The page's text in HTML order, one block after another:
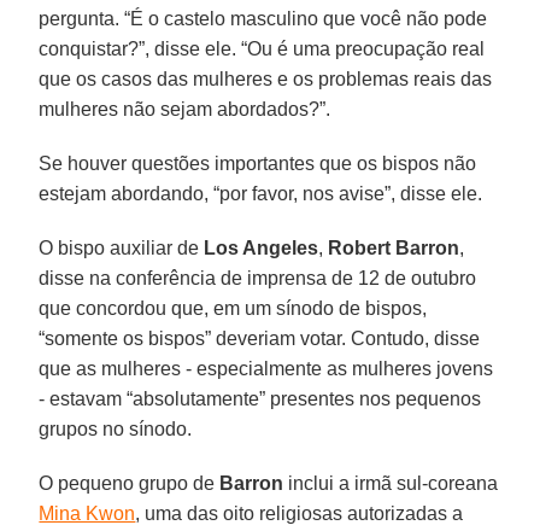
pergunta. “É o castelo masculino que você não pode
conquistar?”, disse ele. “Ou é uma preocupação real
que os casos das mulheres e os problemas reais das
mulheres não sejam abordados?”.
Se houver questões importantes que os bispos não
estejam abordando, “por favor, nos avise”, disse ele.
O bispo auxiliar de Los Angeles, Robert Barron,
disse na conferência de imprensa de 12 de outubro
que concordou que, em um sínodo de bispos,
“somente os bispos” deveriam votar. Contudo, disse
que as mulheres - especialmente as mulheres jovens
- estavam “absolutamente” presentes nos pequenos
grupos no sínodo.
O pequeno grupo de Barron inclui a irmã sul-coreana
Mina Kwon, uma das oito religiosas autorizadas a